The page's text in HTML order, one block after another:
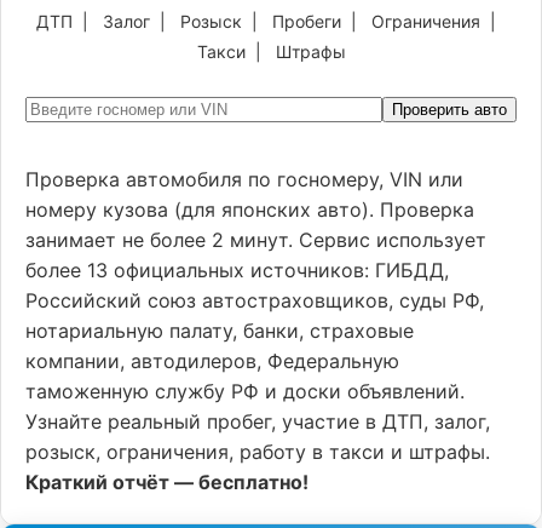
ДТП Залог Розыск Пробеги Ограничения
Такси| Штрафы
Проверить авто
Проверка автомобиля по госномеру, VIN или
номеру кузова (для японских авто). Проверка
занимает не более 2 минут. Сервис использует
более 13 официальных источников: ГИБДД,
Российский союз автостраховщиков, суды РФ,
нотариальную палату, банки, страховые
компании, автодилеров, Федеральную
таможенную службу РФ и доски объявлений.
Узнайте реальный пробег, участие в ДТП, залог,
розыск, ограничения, работу в такси и штрафы.
Краткий отчёт — бесплатно!